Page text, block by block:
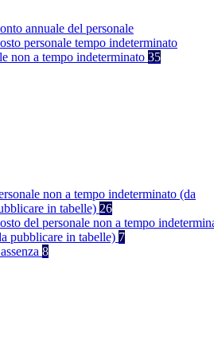
annuale del personale
personale tempo indeterminato
non a tempo indeterminato 35
non a tempo indeterminato (da
in tabelle) 26
del personale non a tempo
pubblicare in tabelle) 7
8